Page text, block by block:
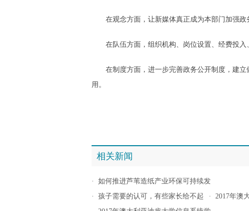
在观念方面，让新媒体真正成为本部门加强政
在队伍方面，组织机构、岗位设置、经费投入
在制度方面，进一步完善政务公开制度，建立
用。
相关新闻
· 如何推进芦苇造纸产业环保可持续发
· 孩子需要的认可，有些家长给不起 · 2017年澳